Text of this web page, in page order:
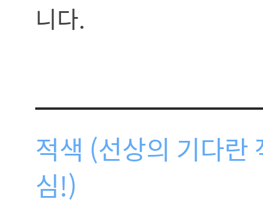
니다.
적색 (선상의 기다란
심!)